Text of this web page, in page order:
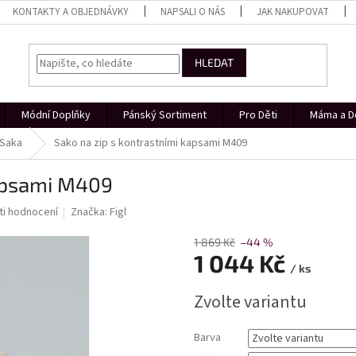
KONTAKTY A OBJEDNÁVKY NAPSALI O NÁS JAK NAKUPOVAT
HLEDAT
Módní Doplňky Pánský Sortiment Pro Děti Máma a
Saka Sako na zip s kontrastními kapsami M409
M409
hodnocení Značka:Figl
1 869 Kč –44 %
1 044 Kč / ks
cena:
Zvolte variantu
Barva